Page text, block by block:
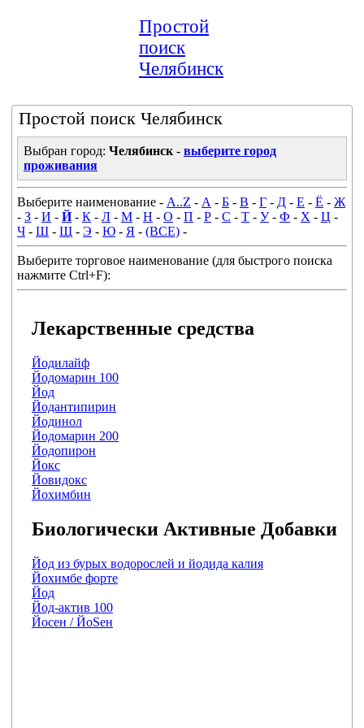
Простой
поиск
Челябинск
Простой поиск Челябинск
Выбран город: Челябинск - выберите город
проживания
Выберите наименование - A..Z - А - Б - В - Г - Д - Е - Ё - Ж
- З - И - Й- К - Л - М - Н - О - П - Р - С - Т - У- Ф - Х - Ц -
Ч - Ш - Щ - Э - Ю - Я - (ВСЕ) -
Выберите торговое наименование (для быстрого поиска
нажмите Ctrl+F):
Лекарственные средства
Йодилайф
Йодомарин 100
Йод
Йодантипирин
Йодинол
Йодомарин 200
Йодопирон
Йокс
Йовидокс
Йохимбин
Биологически Активные Добавки
Йод из бурых водорослей и йодида калия
Йохимбе форте
Йод
Йод-актив 100
Йосен / ЙоSен